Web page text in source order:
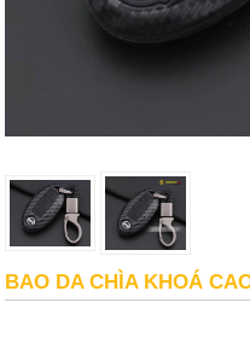
BAO DA CHÌA KHOÁ